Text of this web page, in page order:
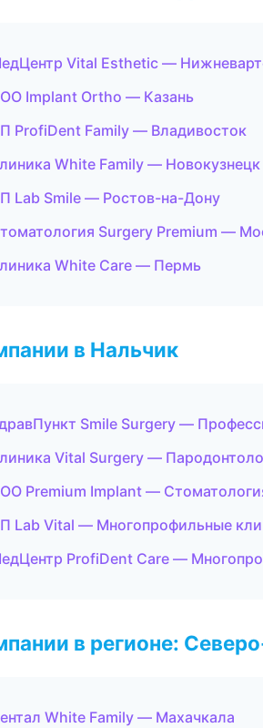
Vital Esthetic —
Implant Ortho — Казань
ProfiDent Family — Владивосток
White Family — Новокузнецк
Lab Smile — Ростов-на-Дону
Surgery Premium —
White Care — Пермь
в Нальчик
Smile Surgery —
Vital Surgery —
Premium Implant —
Lab Vital — Многопрофильные
ProfiDent Care —
в регионе:
White Family — Махачкала